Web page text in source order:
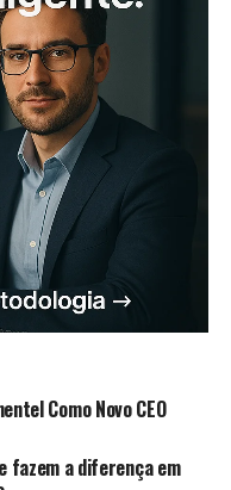
Como Novo CEO
fazem a diferença em